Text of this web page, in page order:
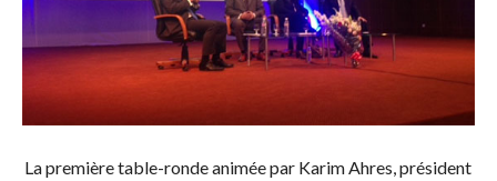
La première table-ronde animée par Karim Ahres, président